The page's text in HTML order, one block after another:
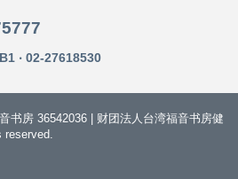
‧ 02-27618530
书房 36542036 | 财团法人台湾福音书房健
reserved.